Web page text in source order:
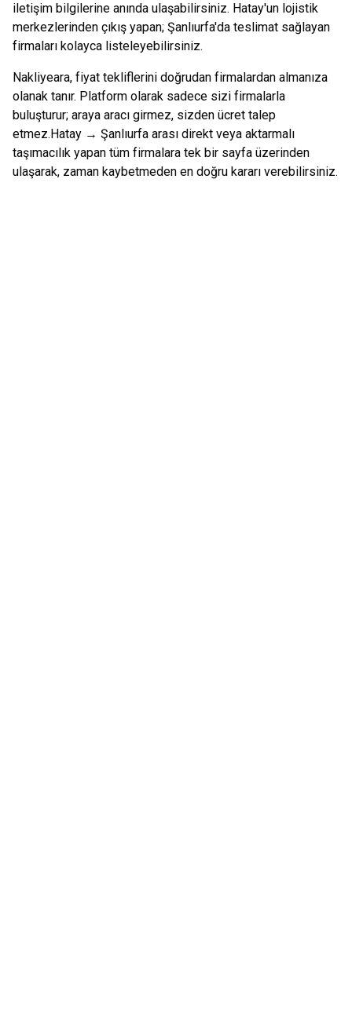
iletişim bilgilerine anında ulaşabilirsiniz. Hatay'un lojistik
merkezlerinden çıkış yapan; Şanlıurfa'da teslimat sağlayan
firmaları kolayca listeleyebilirsiniz.
Nakliyeara, fiyat tekliflerini doğrudan firmalardan almanıza
olanak tanır. Platform olarak sadece sizi firmalarla
buluşturur; araya aracı girmez, sizden ücret talep
etmez.Hatay → Şanlıurfa arası direkt veya aktarmalı
taşımacılık yapan tüm firmalara tek bir sayfa üzerinden
ulaşarak, zaman kaybetmeden en doğru kararı verebilirsiniz.